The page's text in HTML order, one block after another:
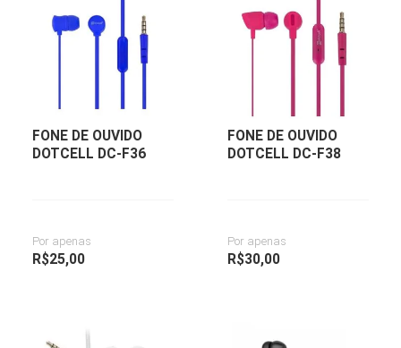
FONE DE OUVIDO
DOTCELL DC-F36
Por apenas
R$25,00
FONE DE OUVIDO
DOTCELL DC-F38
Por apenas
R$30,00